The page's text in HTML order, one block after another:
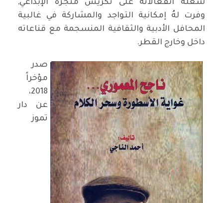
شعلة انفعالاته على تكريس منجزه الإبداعي,
وفرت لهُ إمكانية التواجد والمشاركة في غالبية
المحافل الأدبية والثقافية المنسجمة مع قناعاته
داخل وخارج القطر.
صدر
مؤخراً
2018،
عن دار
تموز